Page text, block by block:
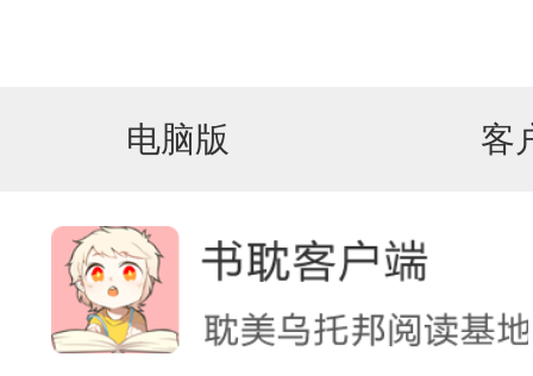
电脑版 客